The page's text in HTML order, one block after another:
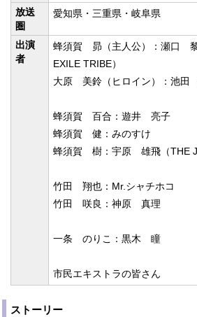
放送
圏
愛知県・三重県・岐阜県
出演
者
蜂須賀 昴（主人公）：瀬口
EXILE TRIBE）
大原 美鈴（ヒロイン）：池田
蜂須賀 百合：遊井 亮子
蜂須賀 健：みのすけ
蜂須賀 樹：宇原 雄飛（THE
竹田 翔也：Mr.シャチホコ
竹田 咲良：神原 真理
一条 のりこ：黒木 瞳
市民エキストラの皆さん
ストーリー